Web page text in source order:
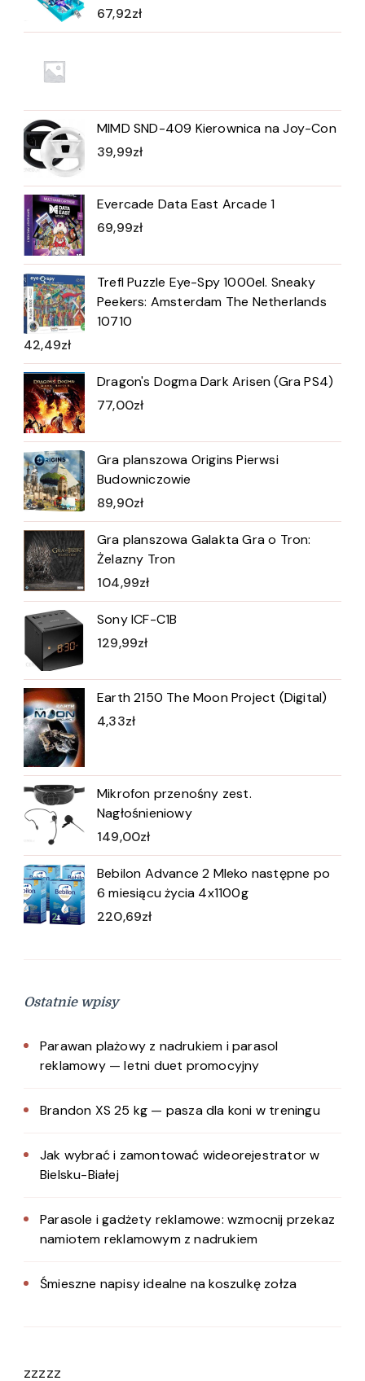
67,92zł
MIMD SND-409 Kierownica na Joy-Con
39,99zł
Evercade Data East Arcade 1
69,99zł
Trefl Puzzle Eye-Spy 1000el. Sneaky
Peekers: Amsterdam The Netherlands
10710
42,49zł
Dragon's Dogma Dark Arisen (Gra PS4)
77,00zł
Gra planszowa Origins Pierwsi
Budowniczowie
89,90zł
Gra planszowa Galakta Gra o Tron:
Żelazny Tron
104,99zł
Sony ICF-C1B
129,99zł
Earth 2150 The Moon Project (Digital)
4,33zł
Mikrofon przenośny zest.
Nagłośnieniowy
149,00zł
Bebilon Advance 2 Mleko następne po
6 miesiącu życia 4x1100g
220,69zł
Ostatnie wpisy
Parawan plażowy z nadrukiem i parasol
reklamowy — letni duet promocyjny
Brandon XS 25 kg — pasza dla koni w treningu
Jak wybrać i zamontować wideorejestrator w
Bielsku-Białej
Parasole i gadżety reklamowe: wzmocnij przekaz
namiotem reklamowym z nadrukiem
Śmieszne napisy idealne na koszulkę zołza
zzzzz